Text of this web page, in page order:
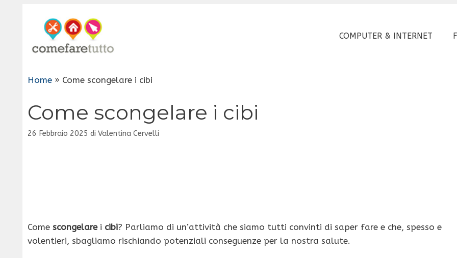
COMPUTER & INTERNET
Home » Come scongelare i cibi
Come scongelare i cibi
26 Febbraio 2025 di Valentina Cervelli
Come scongelarei cibi? Parliamo di un’attività che siamo tutti convinti di saper fare e che, spesso e
volentieri, sbagliamo rischiando potenziali conseguenze per la nostra salute.